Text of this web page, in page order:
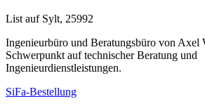
List auf Sylt, 25992
Ingenieurbüro und Beratungsbüro von Axel
Schwerpunkt auf technischer Beratung und
Ingenieurdienstleistungen.
SiFa-Bestellung